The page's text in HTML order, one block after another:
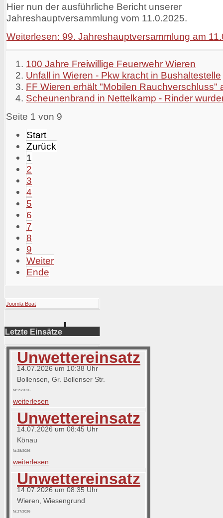
Hier nun der ausführliche Bericht unserer
Jahreshauptversammlung vom 11.0.2025.
Weiterlesen: 99. Jahreshauptversammlung am
100 Jahre Freiwillige Feuerwehr Wieren
Unfall in Wieren - Pkw kracht in Bushaltestelle
FF Wieren erhält "Mobilen Rauchverschluss"
Scheunenbrand in Nettelkamp - Rinder
Seite 1 von 9
Start
Zurück
1
2
3
4
5
6
7
8
9
Weiter
Ende
Joomla Boat
Letzte Einsätze
Unwettereinsatz
14.07.2026 um 10:38 Uhr
Bollensen, Gr. Bollenser Str.
Nr.29/2026
weiterlesen
Unwettereinsatz
14.07.2026 um 08:45 Uhr
Könau
Nr.28/2026
weiterlesen
Unwettereinsatz
14.07.2026 um 08:35 Uhr
Wieren, Wiesengrund
Nr.27/2026